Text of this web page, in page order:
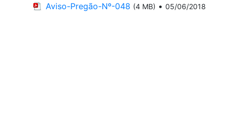
Aviso-Pregão-Nº-048 (4 MB) • 05/06/2018